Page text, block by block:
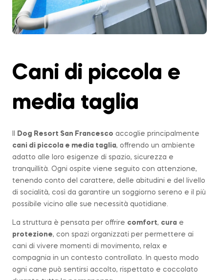
Cani di piccola e
media taglia
Dog Resort San Francesco accoglie principalmente
cani di piccola e media taglia, offrendo un ambiente
adatto alle loro esigenze di spazio, sicurezza e
tranquillità. Ogni ospite viene seguito con attenzione,
tenendo conto del carattere, delle abitudini e del livello
di socialità, così da garantire un soggiorno sereno e il più
possibile vicino alle sue necessità quotidiane.
La struttura è pensata per offrire comfort, cura e
protezione, con spazi organizzati per permettere ai
cani di vivere momenti di movimento, relax e
compagnia in un contesto controllato. In questo modo
ogni cane può sentirsi accolto, rispettato e coccolato